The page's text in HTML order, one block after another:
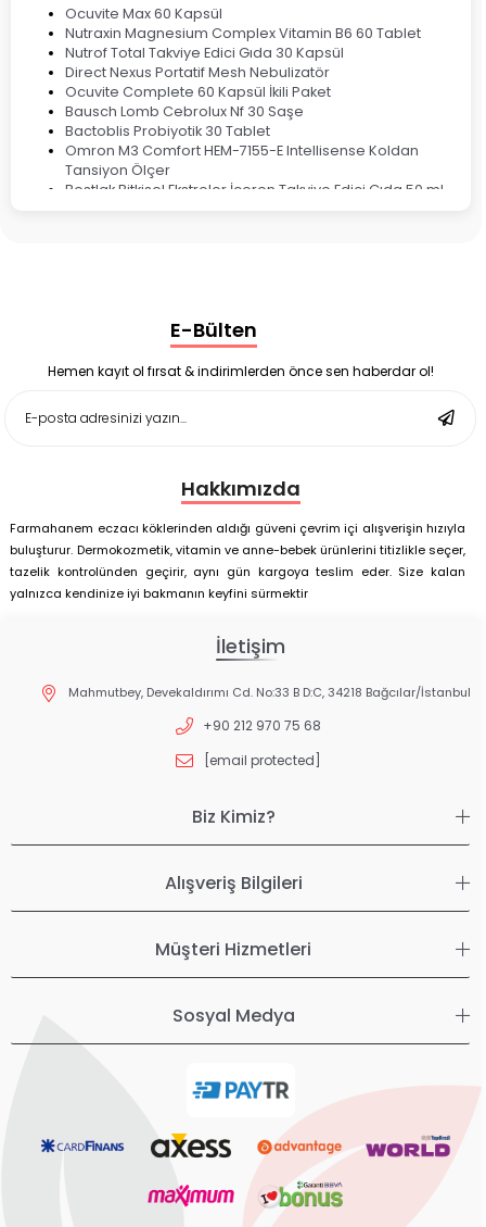
Ocuvite Max 60 Kapsül
Nutraxin Magnesium Complex Vitamin B6 60 Tablet
Nutrof Total Takviye Edici Gıda 30 Kapsül
Direct Nexus Portatif Mesh Nebulizatör
Ocuvite Complete 60 Kapsül İkili Paket
Bausch Lomb Cebrolux Nf 30 Saşe
Bactoblis Probiyotik 30 Tablet
Omron M3 Comfort HEM-7155-E Intellisense Koldan
Tansiyon Ölçer
Bestlak Bitkisel Ekstreler İçeren Takviye Edici Gıda 50 ml
Enterogermina Family 5 ml 20 Flakon
Deep Flex Stres Azaltıcı ve Enerji Dengeleyici Topraklama
Matı Set 40x60 cm
Deep Flex Stres Azaltıcı ve Enerji Dengeleyici Topraklama
E-Bülten
Hemen kayıt ol fırsat & indirimlerden önce sen haberdar ol!
Hakkımızda
Farmahanem eczacı köklerinden aldığı güveni çevrim içi alışverişin hızıyla
buluşturur. Dermokozmetik, vitamin ve anne-bebek ürünlerini titizlikle seçer,
tazelik kontrolünden geçirir, aynı gün kargoya teslim eder. Size kalan
yalnızca kendinize iyi bakmanın keyfini sürmektir
İletişim
Mahmutbey, Devekaldırımı Cd. No:33 B D:C, 34218 Bağcılar/İstanbul
+90 212 970 75 68
[email protected]
Biz Kimiz?
Alışveriş Bilgileri
Müşteri Hizmetleri
Sosyal Medya